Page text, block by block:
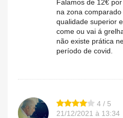
Falamos de 12€
na zona
qualidade superior
come ou vai á
não existe prática
período de covid.
4 / 5
21/12/2021 à 13:34